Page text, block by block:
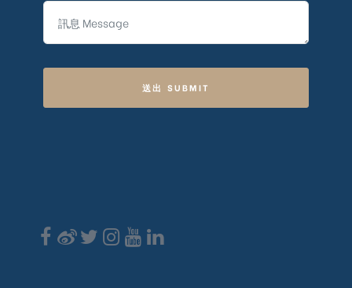
送出 SUBMIT